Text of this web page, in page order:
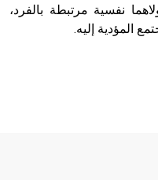
نفسية مرتبطة بالفرد،
المؤدية إليه.